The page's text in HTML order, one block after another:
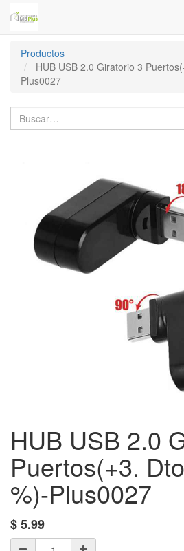
Productos
HUB USB 2.0 Giratorio 3
Plus0027
HUB USB 2.0
Puertos(+3.
%)-Plus0027
$5.99